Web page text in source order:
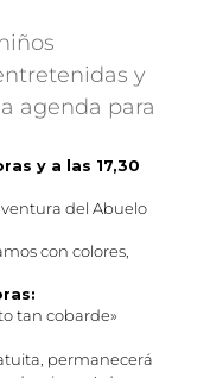
y
agenda para
y a las 17,30
del Abuelo
con colores,
tan cobarde»
permanecerá